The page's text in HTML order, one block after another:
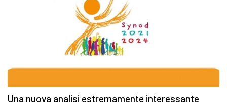
Una nuova analisi estremamente interessante